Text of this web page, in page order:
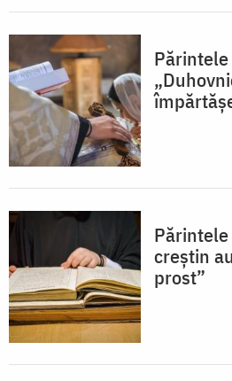
Părintele
creștin
prost”